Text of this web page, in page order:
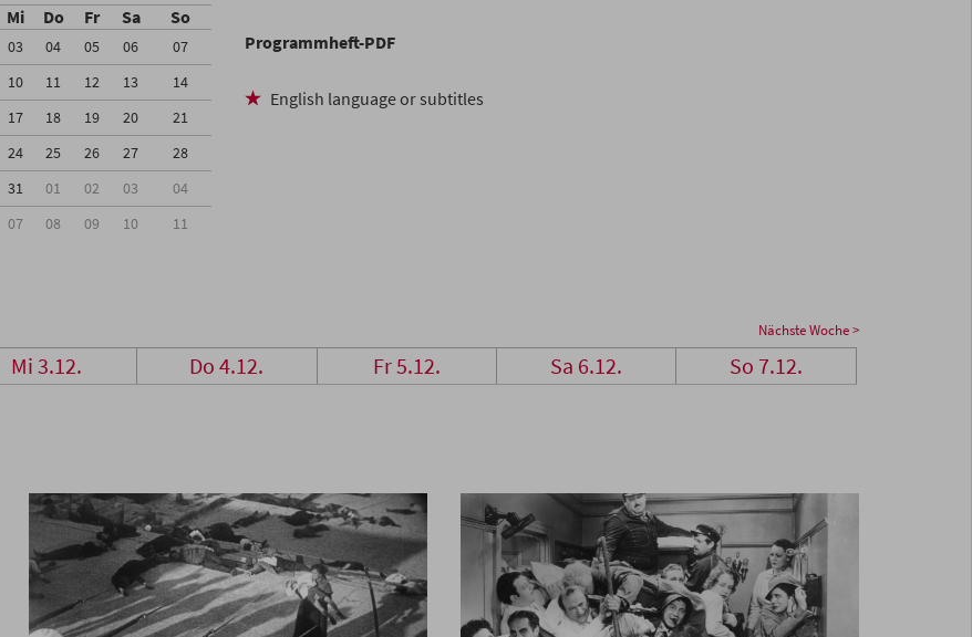
Mi Do Fr Sa So
03 04 05 06
07
10 11 12 13
14
17 18 19 20
21
24 25 26 27
28
31 01 02 03
04
07 08 09 10 11
Programmheft-PDF
English language or subtitles
Nächste Woche >
Mi 3.12. Do 4.12. Fr 5.12. Sa 6.12. So 7.12.